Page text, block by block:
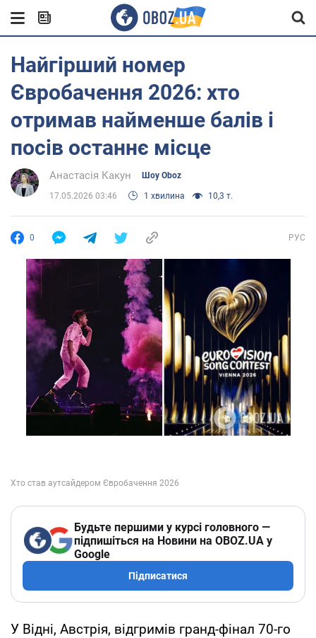
Найгірший номер
Євробачення 2026: хто
отримав найменше балів і
посів останнє місце
Анастасія Какун Шоу Oboz
17.05.2026 03:46 1 хвилина 10,3 т.
0 РУС
Будьте першими у курсі головного —
підпишіться на Новини на OBOZ.UA у
Google
Підписатися
У Відні, Австрія, відгримів гранд-фінал 70-го